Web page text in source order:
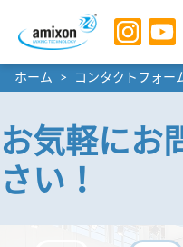
Skip to main navigation
Skip to main content
Skip to page footer
You are here:
ホーム コンタクトフォー
お気軽にお
さい！